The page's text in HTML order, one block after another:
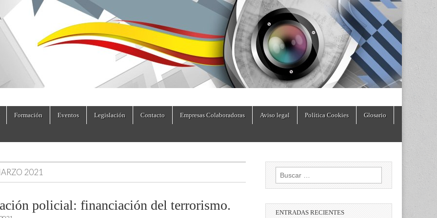
Formación Eventos Legislación Contacto Empresas Colaboradoras Aviso legal Política Cookies Glosario
2021
policial: financiación del terrorismo.
Buscar:
ENTRADAS RECIENTES